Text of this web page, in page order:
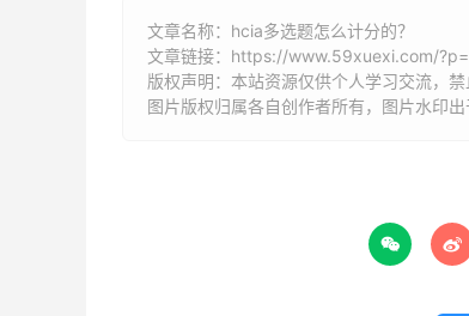
文章名称：hcia多选题怎么计分的？
文章链接： https://www.59xuexi.com/
版权声明：本站资源仅供个人学习交流，
图片版权归属各自创作者所有，图片水印
 